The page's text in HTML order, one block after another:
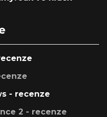
- recenze
2 - recenze